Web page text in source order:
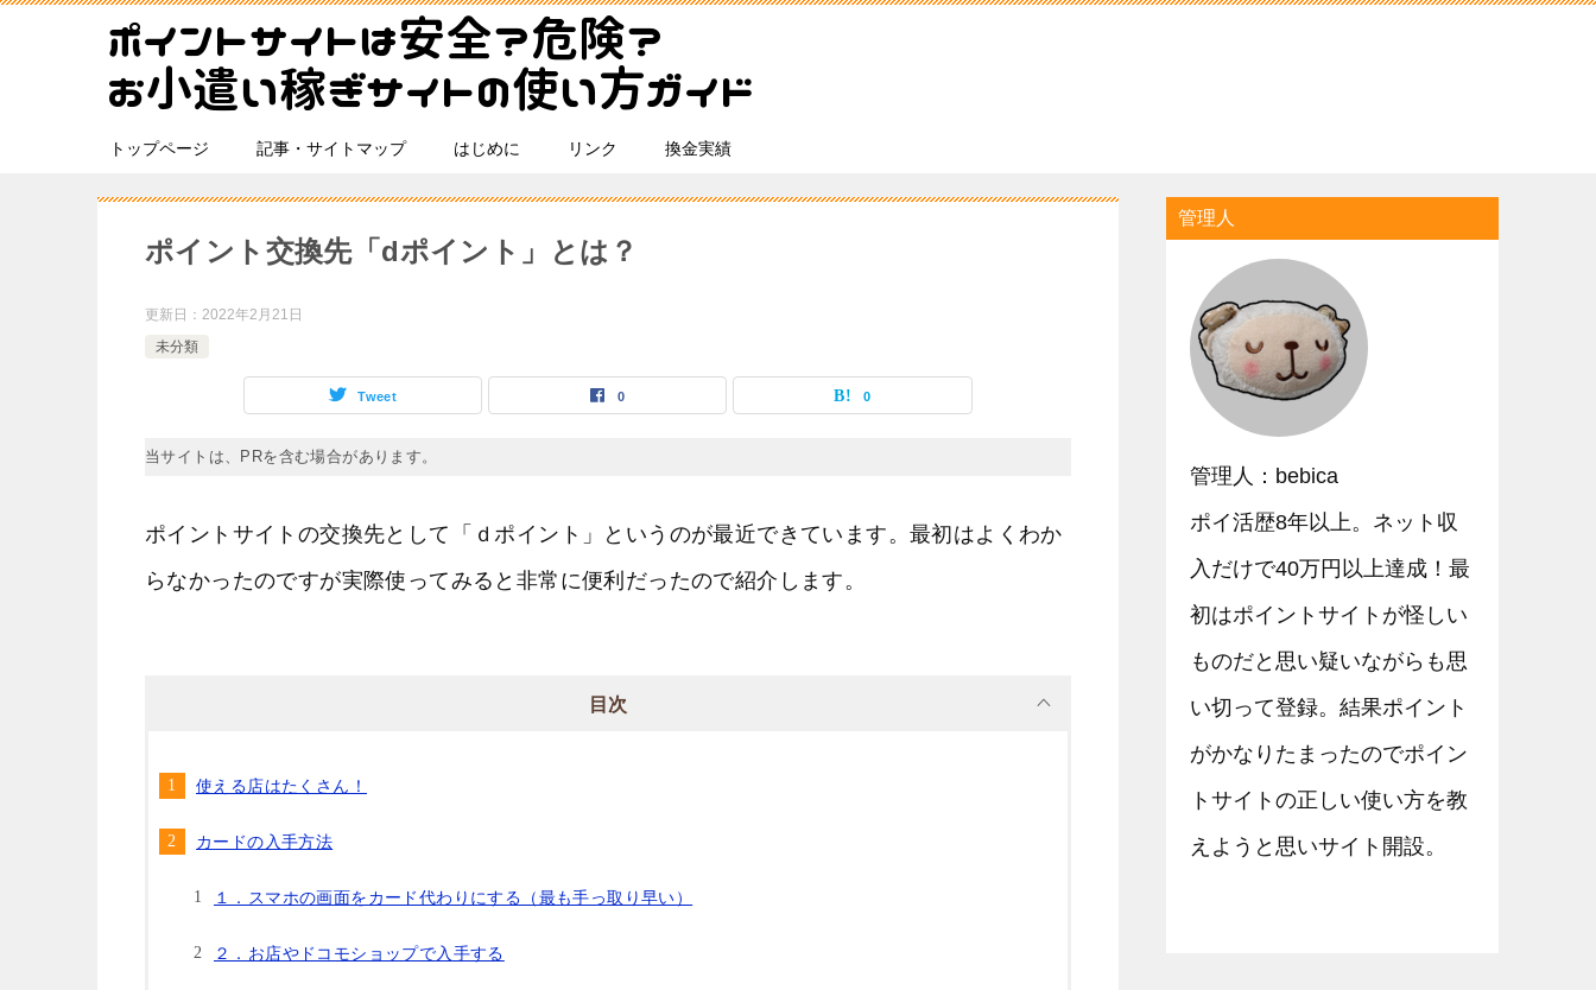
トップページ 記事・サイトマップ はじめに リンク 換金実績
ポイント交換先「dポイント」とは？
更新日： 2022年2月21日
未分類
Tweet 0 0
当サイトは、PRを含む場合があります。
ポイントサイトの交換先として「ｄポイント」というのが最近できています。最初はよくわか
らなかったのですが実際使ってみると非常に便利だったので紹介します。
目次
使える店はたくさん！
カードの入手方法
１．スマホの画面をカード代わりにする（最も手っ取り早い）
２．お店やドコモショップで入手する
管理人
管理人：bebica
ポイ活歴8年以上。ネット収
入だけで40万円以上達成！最
初はポイントサイトが怪しい
ものだと思い疑いながらも思
い切って登録。結果ポイント
がかなりたまったのでポイン
トサイトの正しい使い方を教
えようと思いサイト開設。